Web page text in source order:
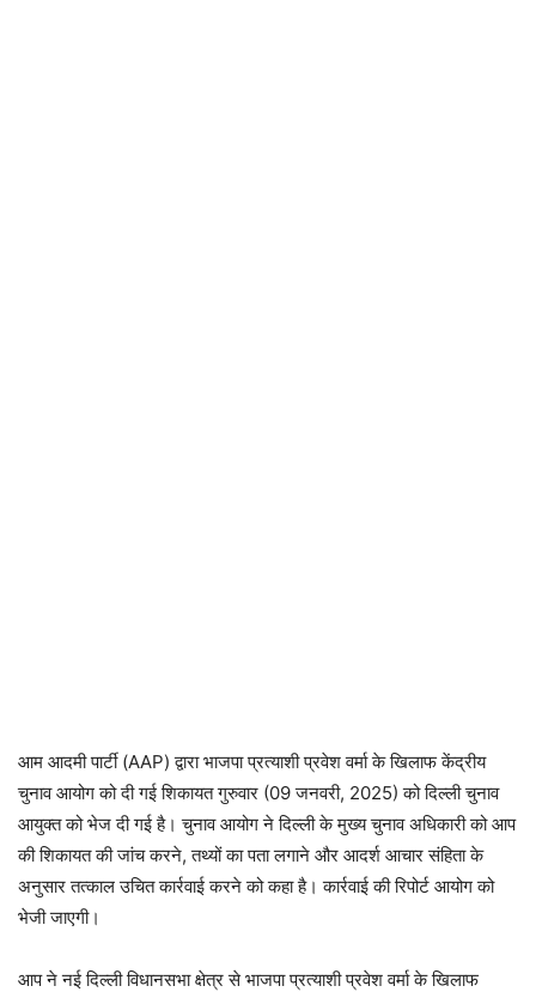
आम आदमी पार्टी (AAP) द्वारा भाजपा प्रत्याशी प्रवेश वर्मा के खिलाफ केंद्रीय
चुनाव आयोग को दी गई शिकायत गुरुवार (09 जनवरी, 2025) को दिल्ली चुनाव
आयुक्त को भेज दी गई है। चुनाव आयोग ने दिल्ली के मुख्य चुनाव अधिकारी को आप
की शिकायत की जांच करने, तथ्यों का पता लगाने और आदर्श आचार संहिता के
अनुसार तत्काल उचित कार्रवाई करने को कहा है। कार्रवाई की रिपोर्ट आयोग को
भेजी जाएगी।
आप ने नई दिल्ली विधानसभा क्षेत्र से भाजपा प्रत्याशी प्रवेश वर्मा के खिलाफ